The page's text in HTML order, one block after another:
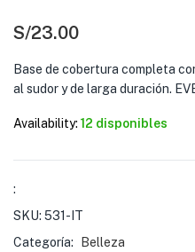
S/23.00
Base de cobertura completa
al sudor y de larga duración.
Availability: 12 disponibles
:
SKU: 531-IT
Categoría:
Belleza